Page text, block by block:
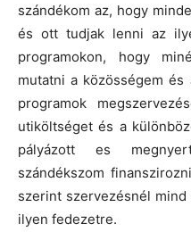
szándékom az, hogy
és ott tudjak lenni az
programokon, hogy
mutatni a közösségem
programok
utiköltséget és a
pályázott es
szándékszom
szerint szervezésnél
ilyen fedezetre.